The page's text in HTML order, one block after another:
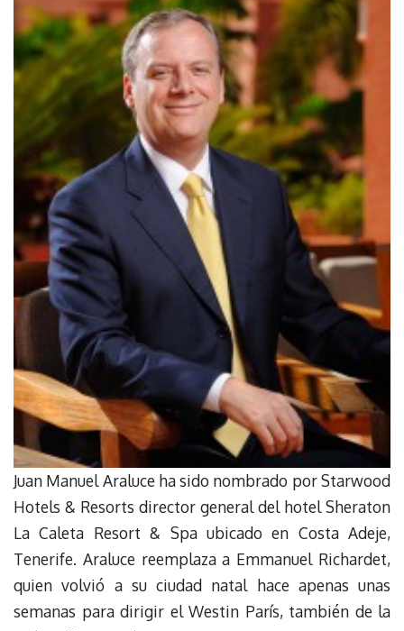
Juan Manuel Araluce ha sido nombrado por Starwood
Hotels & Resorts director general del hotel Sheraton
La Caleta Resort & Spa ubicado en Costa Adeje,
Tenerife. Araluce reemplaza a Emmanuel Richardet,
quien volvió a su ciudad natal hace apenas unas
semanas para dirigir el Westin París, también de la